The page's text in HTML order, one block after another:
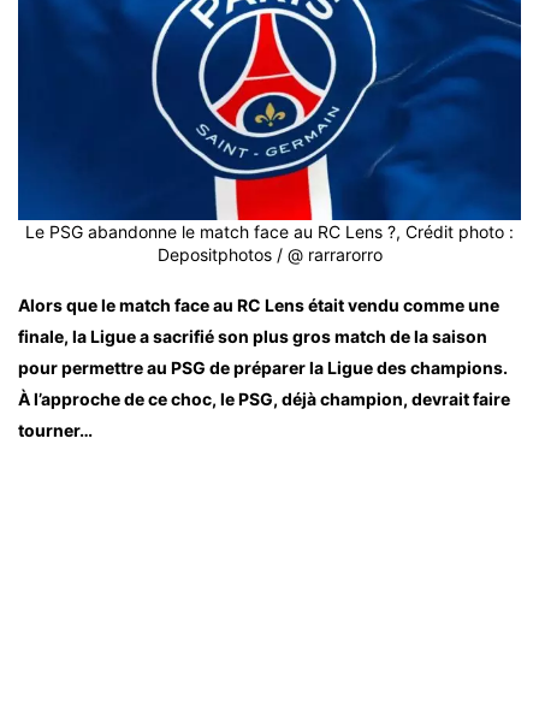
Le PSG abandonne le match face au RC Lens ?, Crédit photo :
Depositphotos / @ rarrarorro
Alors que le match face au RC Lens était vendu comme une
finale, la Ligue a sacrifié son plus gros match de la saison
pour permettre au PSG de préparer la Ligue des champions.
À l’approche de ce choc, le PSG, déjà champion, devrait faire
tourner…